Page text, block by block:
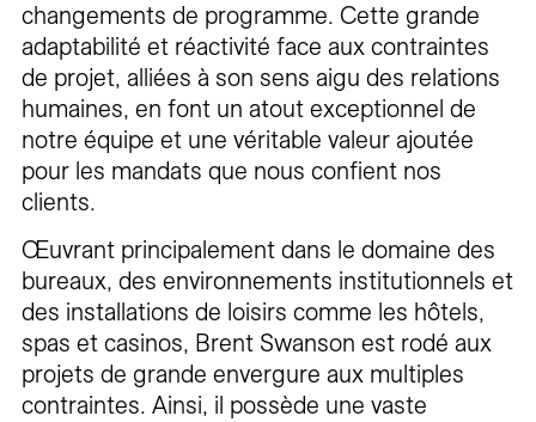
changements de programme. Cette grande
adaptabilité et réactivité face aux contraintes
de projet, alliées à son sens aigu des relations
humaines, en font un atout exceptionnel de
notre équipe et une véritable valeur ajoutée
pour les mandats que nous confient nos
clients.
Œuvrant principalement dans le domaine des
bureaux, des environnements institutionnels et
des installations de loisirs comme les hôtels,
spas et casinos, Brent Swanson est rodé aux
projets de grande envergure aux multiples
contraintes. Ainsi, il possède une vaste